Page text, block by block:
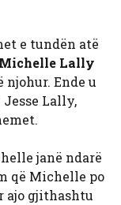
e tundën atë
Michelle Lally
njohur. Ende u
Lally,
janë ndarë
që Michelle po
ajo gjithashtu